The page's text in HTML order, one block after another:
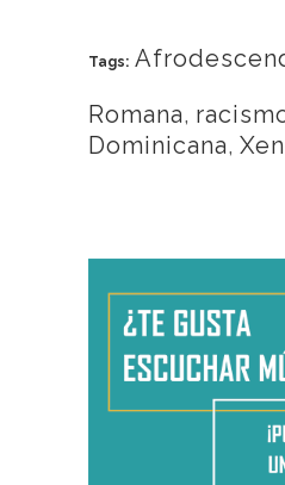
Tags:
Romana,
Dominicana,